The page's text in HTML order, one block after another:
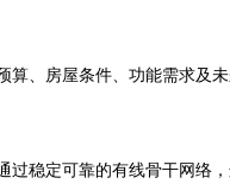
算、房屋条件、功能需求及
过稳定可靠的有线骨干网络